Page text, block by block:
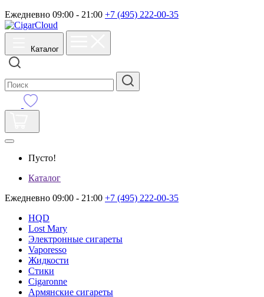
Ежедневно 09:00 - 21:00 +7 (495) 222-00-35
Каталог
Пусто!
Каталог
Ежедневно 09:00 - 21:00 +7 (495) 222-00-35
HQD
Lost Mary
Электронные сигареты
Vaporesso
Жидкости
Стики
Cigaronne
Армянские сигареты